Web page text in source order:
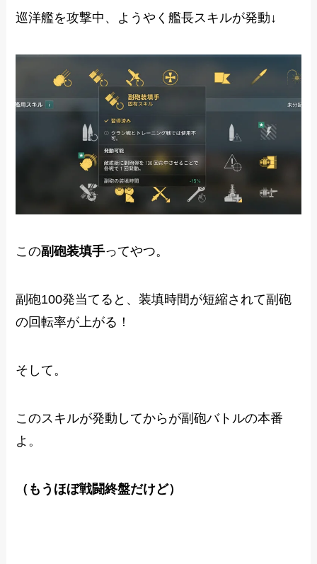
巡洋艦を攻撃中、ようやく艦長スキルが発動↓
この副砲装填手ってやつ。
副砲100発当てると、装填時間が短縮されて副砲
の回転率が上がる！
そして。
このスキルが発動してからが副砲バトルの本番
よ。
（もうほぼ戦闘終盤だけど）